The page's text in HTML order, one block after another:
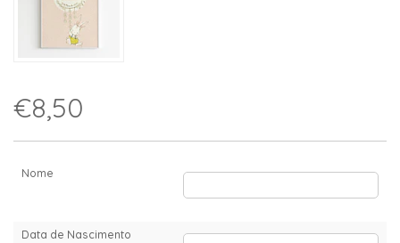
€8,50
Nome
Data de Nascimento